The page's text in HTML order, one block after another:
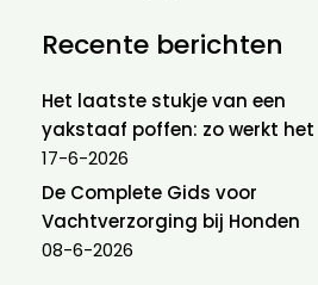
Recente berichten
Het laatste stukje van een
yakstaaf poffen: zo werkt het
17-6-2026
De Complete Gids voor
Vachtverzorging bij Honden
08-6-2026